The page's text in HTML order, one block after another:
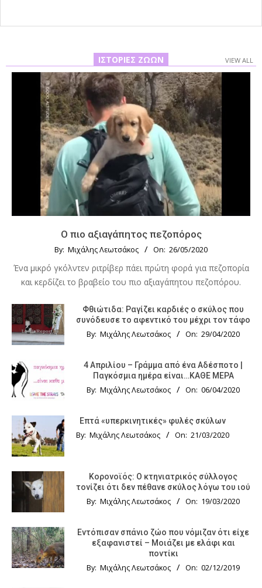
ΙΣΤΟΡΊΕΣ ΖΏΩΝ VIEW ALL
Ο πιο αξιαγάπητος πεζοπόρος
By: Μιχάλης Λεωτσάκος On: 26/05/2020
Ένα μικρό γκόλντεν ριτρίβερ πάει πρώτη φορά για πεζοπορία
και κερδίζει το βραβείο του πιο αξιαγάπητου πεζοπόρου.
Φθιώτιδα: Ραγίζει καρδιές ο σκύλος που
συνόδευσε το αφεντικό του μέχρι τον τάφο
By: Μιχάλης Λεωτσάκος On: 29/04/2020
4 Απριλίου – Γράμμα από ένα Αδέσποτο |
Παγκόσμια ημέρα είναι…ΚΑΘΕ ΜΕΡΑ
By: Μιχάλης Λεωτσάκος On: 06/04/2020
Επτά «υπερκινητικές» φυλές σκύλων
By: Μιχάλης Λεωτσάκος On: 21/03/2020
Κορονοϊός: Ο κτηνιατρικός σύλλογος
τονίζει ότι δεν πέθανε σκύλος λόγω του ιού
By: Μιχάλης Λεωτσάκος On: 19/03/2020
Εντόπισαν σπάνιο ζώο που νόμιζαν ότι είχε
εξαφανιστεί – Μοιάζει με ελάφι και
ποντίκι
By: Μιχάλης Λεωτσάκος On: 02/12/2019